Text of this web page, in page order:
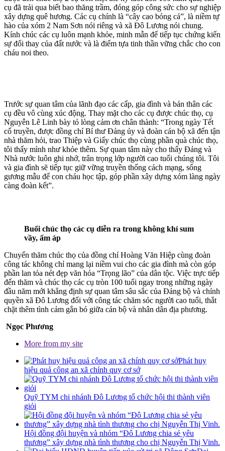
cụ đã trải qua biết bao thăng trầm, đóng góp công sức cho sự nghiệp
xây dựng quê hương. Các cụ chính là “cây cao bóng cả”, là niềm tự
hào của xóm 2 Nam Sơn nói riêng và xã Đô Lương nói chung.
Kính chúc các cụ luôn mạnh khỏe, minh mẫn để tiếp tục chứng kiến
sự đổi thay của đất nước và là điểm tựa tinh thần vững chắc cho con
cháu noi theo.
Trước sự quan tâm của lãnh đạo các cấp, gia đình và bản thân các
cụ đều vô cùng xúc động. Thay mặt cho các cụ được chúc thọ, cụ
Nguyễn Lê Linh bày tỏ lòng cảm ơn chân thành: “Trong ngày Tết
cổ truyền, được đồng chí Bí thư Đảng ủy và đoàn cán bộ xã đến tận
nhà thăm hỏi, trao Thiệp và Giấy chúc thọ cùng phần quà chúc thọ,
tôi thấy mình như khỏe thêm. Sự quan tâm này cho thấy Đảng và
Nhà nước luôn ghi nhớ, trân trọng lớp người cao tuổi chúng tôi. Tôi
và gia đình sẽ tiếp tục giữ vững truyền thống cách mạng, sống
gương mẫu để con cháu học tập, góp phần xây dựng xóm làng ngày
càng đoàn kết”.
Buổi chúc thọ các cụ diễn ra trong không khí sum
vầy, ấm áp
Chuyến thăm chúc thọ của đồng chí Hoàng Văn Hiệp cùng đoàn
công tác không chỉ mang lại niềm vui cho các gia đình mà còn góp
phần lan tỏa nét đẹp văn hóa “Trọng lão” của dân tộc. Việc trực tiếp
đến thăm và chúc thọ các cụ tròn 100 tuổi ngay trong những ngày
đầu năm mới khẳng định sự quan tâm sâu sắc của Đảng bộ và chính
quyền xã Đô Lương đối với công tác chăm sóc người cao tuổi, thắt
chặt thêm tình cảm gắn bó giữa cán bộ và nhân dân địa phương.
Ngọc Phương
More from my site
Phát huy
hiệu quả công an xã chính quy cơ sở
Quỹ TYM chi nhánh Đô Lương tổ chức hội thi thành viên
giỏi
Hội đồng đội huyện và nhóm “Đô Lương chia sẻ yêu
thương” xây dựng nhà tình thương cho chị Nguyễn Thị Vinh.